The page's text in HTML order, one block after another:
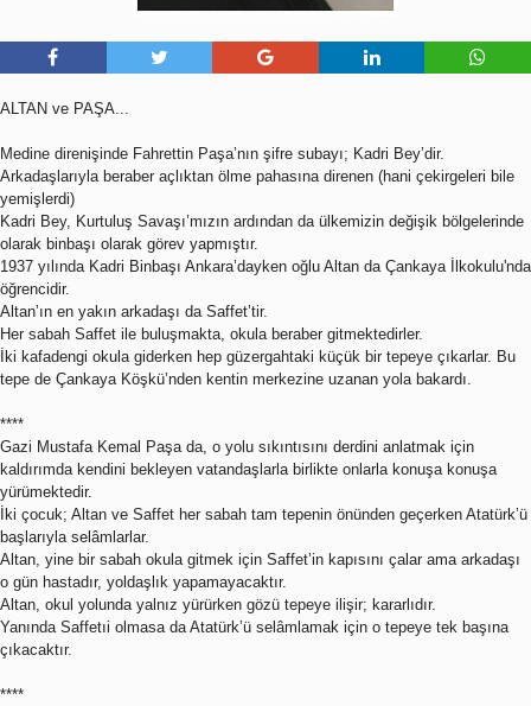
ALTAN ve PAŞA...
Medine direnişinde Fahrettin Paşa’nın şifre subayı; Kadri Bey’dir.
Arkadaşlarıyla beraber açlıktan ölme pahasına direnen (hani çekirgeleri bile
yemişlerdi)
Kadri Bey, Kurtuluş Savaşı’mızın ardından da ülkemizin değişik bölgelerinde
olarak binbaşı olarak görev yapmıştır.
1937 yılında Kadri Binbaşı Ankara’dayken oğlu Altan da Çankaya İlkokulu'nda
öğrencidir.
Altan’ın en yakın arkadaşı da Saffet’tir.
Her sabah Saffet ile buluşmakta, okula beraber gitmektedirler.
İki kafadengi okula giderken hep güzergahtaki küçük bir tepeye çıkarlar. Bu
tepe de Çankaya Köşkü’nden kentin merkezine uzanan yola bakardı.
****
Gazi Mustafa Kemal Paşa da, o yolu sıkıntısını derdini anlatmak için
kaldırımda kendini bekleyen vatandaşlarla birlikte onlarla konuşa konuşa
yürümektedir.
İki çocuk; Altan ve Saffet her sabah tam tepenin önünden geçerken Atatürk’ü
başlarıyla selâmlarlar.
Altan, yine bir sabah okula gitmek için Saffet’in kapısını çalar ama arkadaşı
o gün hastadır, yoldaşlık yapamayacaktır.
Altan, okul yolunda yalnız yürürken gözü tepeye ilişir; kararlıdır.
Yanında Saffetıi olmasa da Atatürk’ü selâmlamak için o tepeye tek başına
çıkacaktır.
****